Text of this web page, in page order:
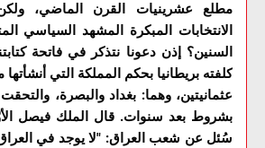
مطلع عشرينيات القرن الماضي،
الانتخابات المبكرة المشهد السياسي
السنين؟ إذن دعونا نتذكر في فاتحة
كلفته بريطانيا بحكم المملكة التي أنشأتها
عثمانيتين، وهما: بغداد والبصرة،
بشروط بعد سنوات. قال الملك فيصل
سُئل عن شعب العراق: "لا يوجد في